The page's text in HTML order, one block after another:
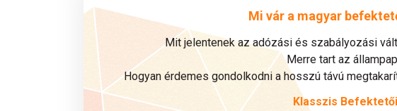
Mi vár a magyar
Mit jelentenek az adózási és szabályozási
Merre tart az
Hogyan érdemes gondolkodni a hosszú távú
Klasszis